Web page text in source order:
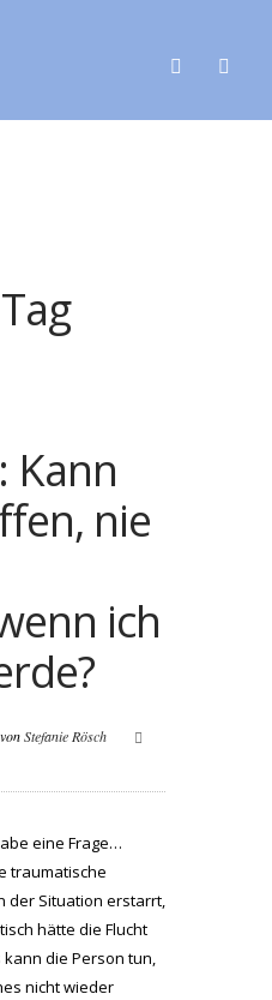
Kann
nie
ich
Stefanie Rösch
eine Frage…
traumatische
der Situation erstarrt,
hätte die Flucht
die Person tun,
nicht wieder